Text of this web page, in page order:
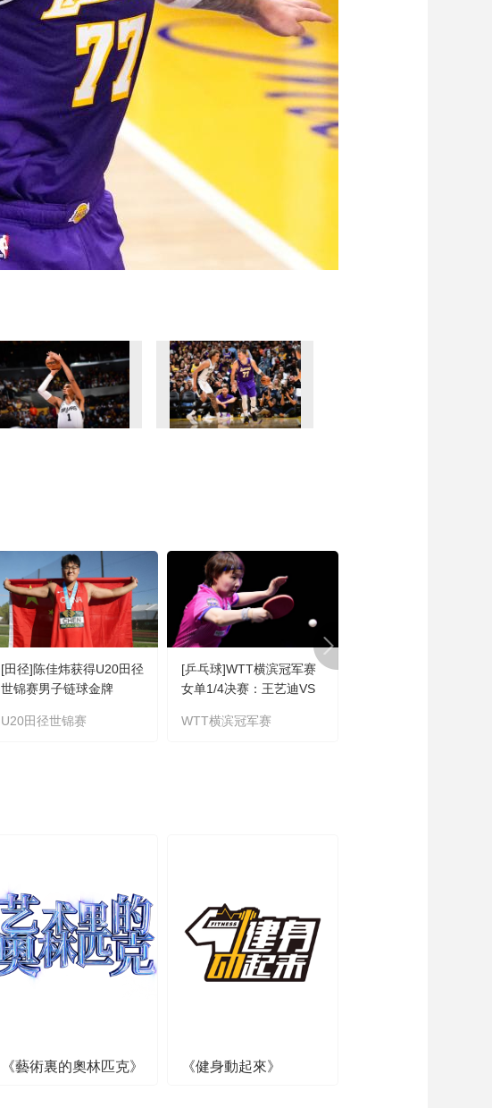
[田径]陈佳炜获得U20田径
世锦赛男子链球金牌
U20田径世锦赛
[乒乓球]WTT横滨冠军赛
女单1/4决赛：王艺迪VS
WTT横滨冠军赛
《藝術裏的奧林匹克》 《健身動起來》